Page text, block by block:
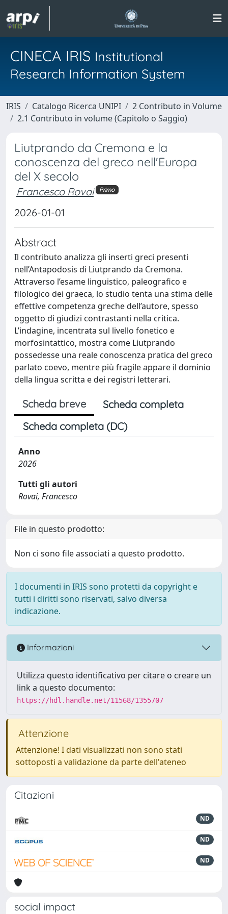
CINECA IRIS Institutional
Research Information System
IRIS Catalogo Ricerca UNIPI
2 Contributo in Volume
2.1 Contributo in volume (Capitolo o Saggio)
Liutprando da Cremona e la
conoscenza del greco nell'Europa
del X secolo
Francesco Rovai Primo
2026-01-01
Abstract
Il contributo analizza gli inserti greci presenti
nell’Antapodosis di Liutprando da Cremona.
Attraverso l’esame linguistico, paleografico e
filologico dei graeca, lo studio tenta una stima delle
effettive competenza greche dell’autore, spesso
oggetto di giudizi contrastanti nella critica.
L’indagine, incentrata sul livello fonetico e
morfosintattico, mostra come Liutprando
possedesse una reale conoscenza pratica del greco
parlato coevo, mentre più fragile appare il dominio
della lingua scritta e dei registri letterari.
Scheda breve
Scheda completa
Scheda completa (DC)
Anno
2026
Tutti gli autori
Rovai, Francesco
File in questo prodotto:
Non ci sono file associati a questo prodotto.
I documenti in IRIS sono protetti da copyright e
tutti i diritti sono riservati, salvo diversa
indicazione.
Informazioni
Utilizza questo identificativo per citare o creare un
link a questo documento:
https://hdl.handle.net/11568/1355707
Attenzione
Attenzione! I dati visualizzati non sono stati
sottoposti a validazione da parte dell'ateneo
Citazioni
ND
ND
ND
social impact